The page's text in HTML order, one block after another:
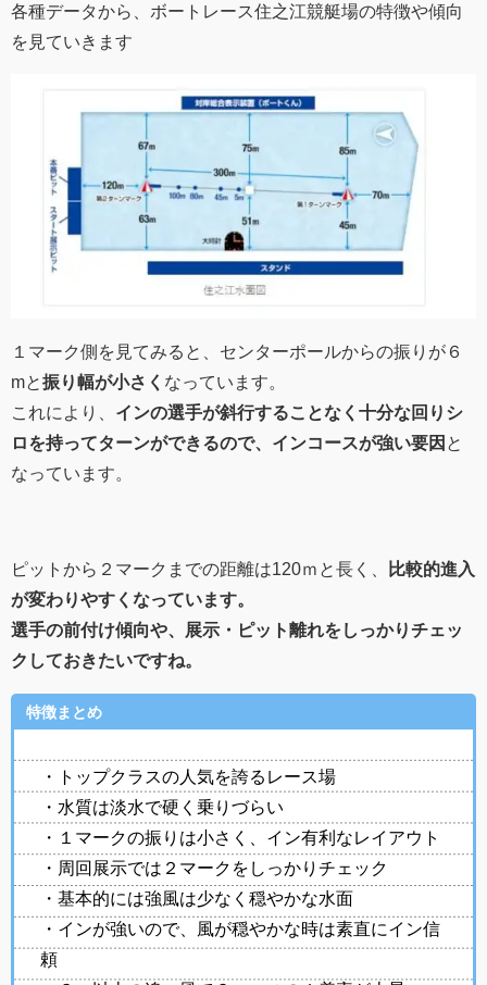
各種データから、ボートレース住之江競艇場の特徴や傾向
を見ていきます
１マーク側を見てみると、センターポールからの振りが６
mと振り幅が小さく なっています。
これにより、 インの選手が斜行することなく十分な回りシ
ロを持ってターンができるので、 インコースが強い要因 と
なっています。
ピットから２マークまでの距離は120ｍと長く、
比較的進入
が変わりやすくなっています。
選手の前付け傾向や、展示・ピット離れをしっかりチェッ
クしておきたいですね。
特徴まとめ
・トップクラスの人気を誇るレース場
・水質は淡水で硬く乗りづらい
・１マークの振りは小さく、イン有利なレイアウト
・周回展示では２マークをしっかりチェック
・基本的には強風は少なく穏やかな水面
・インが強いので、風が穏やかな時は素直にイン信
頼